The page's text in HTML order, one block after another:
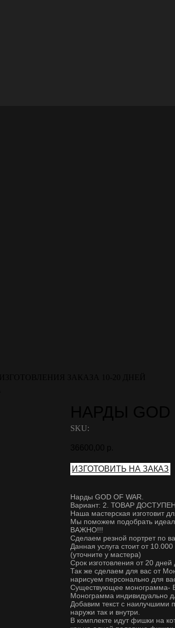
SKU:
ИЗГОТОВИТЬ НА ЗАКАЗ
Нарды GOD OF WAR.
Вариант: 2. ТОВАР
Наша мастерская изготовит
Мы поможем подобрать
ВАЖНО!!!
Сделаем резной портрет по
Данная услуга стоит от
(уточните у мастера)
Срок изготовления от 20
Так же сделаем для вас от
нарисуем персонально для
Существующее монограмма-
Монограмма индивидуально
Добавим текст с наилучшими
наружи так и внутри.
В комплекте идут фишки на